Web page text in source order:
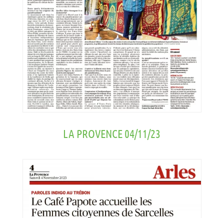
LA PROVENCE 04/11/23